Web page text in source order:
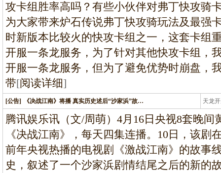
攻卡组胜率高吗？有些小伙伴对弗丁快攻骑
为大家带来炉石传说弗丁快攻骑玩法及最强
时新版本比较火的快攻卡组之一，这套卡组
开服一条龙服务，为了针对其他快攻卡组，
开服一条龙服务，但为了避免优势时崩盘，
带[阅读详细]
[公告] 《决战江南》将播 真实历史述后“沙家浜”故… 天龙
龙
腾讯娱乐讯（文/周萌）4月16日央视8套晚
《决战江南》，每天四集连播。10日，该剧
前年央视热播的电视剧《激战江南》的故事
史，叙述了一个沙家浜剧情结尾之后的新的